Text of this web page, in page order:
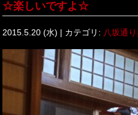
☆楽しいですよ☆
2015.5.20 (水) | カテゴリ: 八坂通